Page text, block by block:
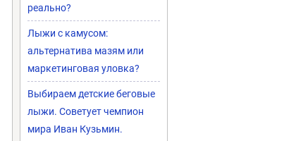
реально?
Лыжи с камусом:
альтернатива мазям или
маркетинговая уловка?
Выбираем детские беговые
лыжи. Советует чемпион
мира Иван Кузьмин.